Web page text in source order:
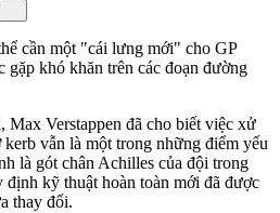
cần một "cái lưng mới" cho GP
khó khăn trên các đoạn đường
Max Verstappen đã cho biết việc xử
vẫn là một trong những điểm yếu
là gót chân Achilles của đội trong
định kỹ thuật hoàn toàn mới đã được
thay đổi.